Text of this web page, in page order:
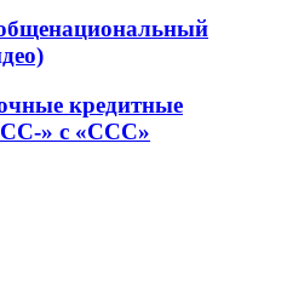
общенациональный
кредитные
» с «CCC»